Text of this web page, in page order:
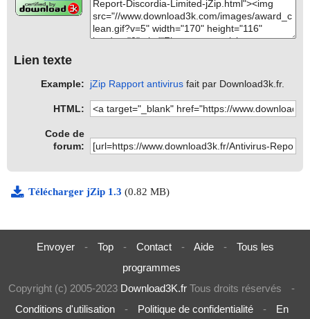
Lien texte
Example: jZip Rapport antivirus fait par Download3k.fr.
HTML:
Code de
forum:
Télécharger jZip 1.3 (0.82 MB)
Envoyer - Top - Contact - Aide -
Tous les
programmes
Copyright (c) 2005-2023 Download3K.fr Tous droits réservés
-
Conditions d'utilisation
- Politique de confidentialité - En